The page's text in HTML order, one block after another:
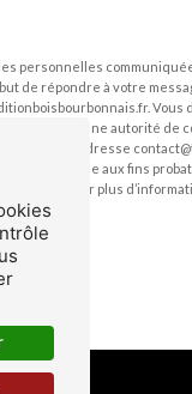
personnelles
de répondre à votre
Vous
auprès d’une autorité de
à l'adresse
légale aux fins
site cnil.fr pour plus